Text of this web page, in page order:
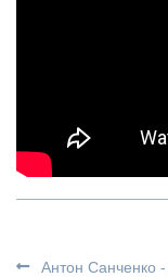
Антон Санченко